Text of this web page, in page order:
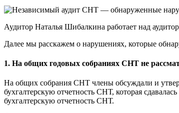
Аудитор Наталья Шибалкина работает над
Далее мы расскажем о нарушениях, которые
1. На общих годовых собраниях СНТ не
На общих собрания СНТ члены обсуждали и
бухгалтерскую отчетность СНТ, которая
бухгалтерскую отчетность СНТ.